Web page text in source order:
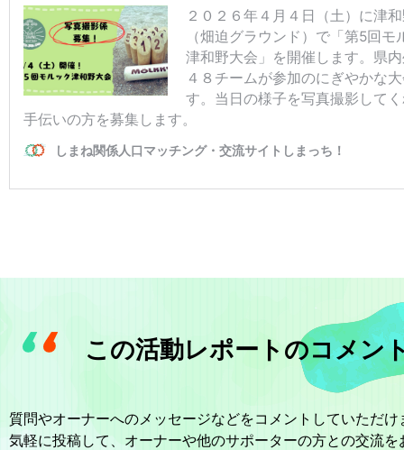
この活動レポートのコメン
質問やオーナーへのメッセージなどをコメントしていただけ
気軽に投稿して、オーナーや他のサポーターの方との交流を